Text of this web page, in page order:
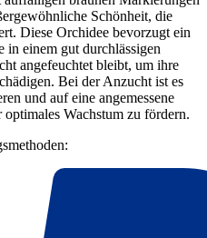
Schönheit, die
Diese Orchidee bevorzugt ein
in einem gut durchlässigen
angefeuchtet bleibt, um ihre
Bei der Anzucht ist es
und auf eine angemessene
Wachstum zu fördern.